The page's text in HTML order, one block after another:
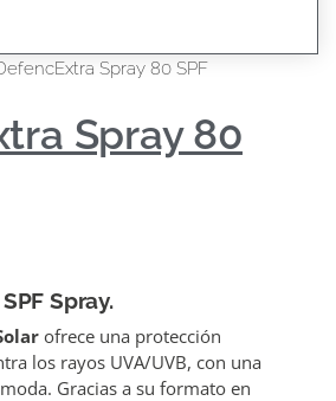
Spray 80 SPF
Spray 80
Spray.
ofrece una protección
los rayos UVA/UVB, con una
Gracias a su formato en